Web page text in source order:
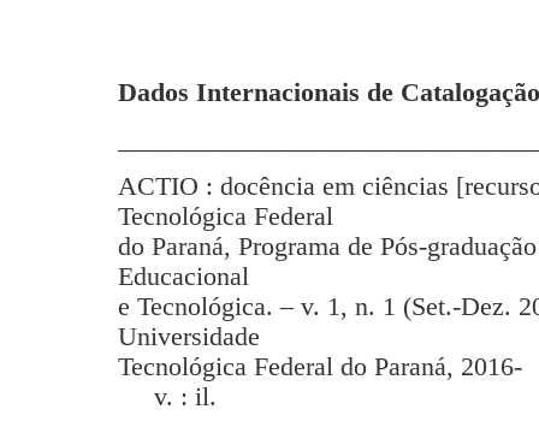
Dados Internacionais de
ACTIO : docência em ciências
Tecnológica Federal
do Paraná, Programa de Pós-
Educacional
e Tecnológica. – v. 1, n. 1 (Set.-Dez.
Universidade
Tecnológica Federal do Paraná, 2016-
v. : il.